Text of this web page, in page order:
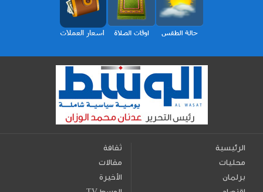
الرئيسية
محليات
برلمان
ثقافة
مقالات
الأخيرة